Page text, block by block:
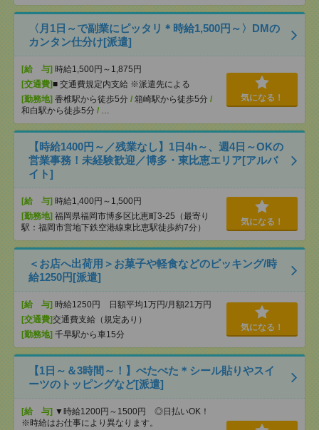
〈月1日～で副業にピッタリ＊時給1,500円～〉DMの
カンタン仕分け[派遣]
[給 与] 時給1,500円～1,875円
[交通費]■ 交通費規定内支給 ※派遣先による
[勤務地] 香椎駅から徒歩5分 / 箱崎駅から徒歩5分 /
和白駅から徒歩5分 / …
気になる！
【時給1400円～／残業なし】1日4h～、週4日～OKの
営業事務！未経験歓迎／博多・東比恵エリア[アルバ
イト]
[給 与] 時給1,400円～1,500円
[勤務地] 福岡県福岡市博多区比恵町3-25（最寄り
駅：福岡市営地下鉄空港線東比恵駅徒歩約7分）
気になる！
＜お店へ出荷用＞お菓子や軽食などのピッキング/時
給1250円[派遣]
[給 与] 時給1250円 日額平均1万円/月額21万円
[交通費]交通費支給（規定あり）
[勤務地] 千早駅から車15分
気になる！
【1日～＆3時間～！】ぺたぺた＊シール貼りやスイ
ーツのトッピングなど[派遣]
[給 与] ▼時給1200円～1500円 ◎日払いOK！
※時給はお仕事により異なります。